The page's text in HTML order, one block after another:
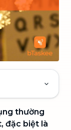
thường
đặc biệt là